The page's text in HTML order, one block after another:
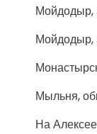
Мойдодыр,
Мойдодыр,
Мыльня,
На